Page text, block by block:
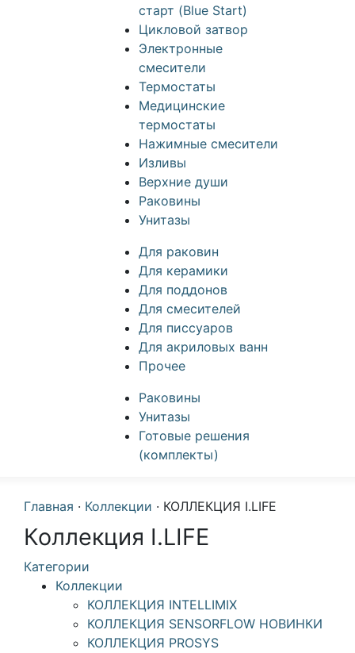
старт (Blue Start)
Цикловой затвор
Электронные
смесители
Термостаты
Медицинские
термостаты
Нажимные смесители
Изливы
Верхние души
Раковины
Унитазы
Для раковин
Для керамики
Для поддонов
Для смесителей
Для писсуаров
Для акриловых ванн
Прочее
Раковины
Унитазы
Готовые решения
(комплекты)
Главная · Коллекции · КОЛЛЕКЦИЯ I.LIFE
Коллекция I.LIFE
Категории
Коллекции
КОЛЛЕКЦИЯ INTELLIMIX
КОЛЛЕКЦИЯ SENSORFLOW НОВИНКИ
КОЛЛЕКЦИЯ PROSYS